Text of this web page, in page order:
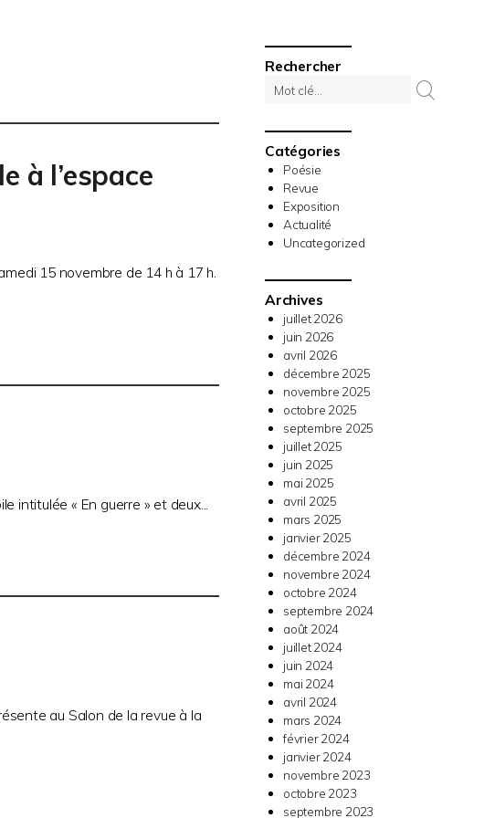
à l’espace
15 novembre de 14 h à 17 h.
intitulée « En guerre » et deux...
au Salon de la revue à la
Rechercher
Catégories
Poésie
Revue
Exposition
Actualité
Uncategorized
Archives
juillet 2026
juin 2026
avril 2026
décembre 2025
novembre 2025
octobre 2025
septembre 2025
juillet 2025
juin 2025
mai 2025
avril 2025
mars 2025
janvier 2025
décembre 2024
novembre 2024
octobre 2024
septembre 2024
août 2024
juillet 2024
juin 2024
mai 2024
avril 2024
mars 2024
février 2024
janvier 2024
novembre 2023
octobre 2023
septembre 2023